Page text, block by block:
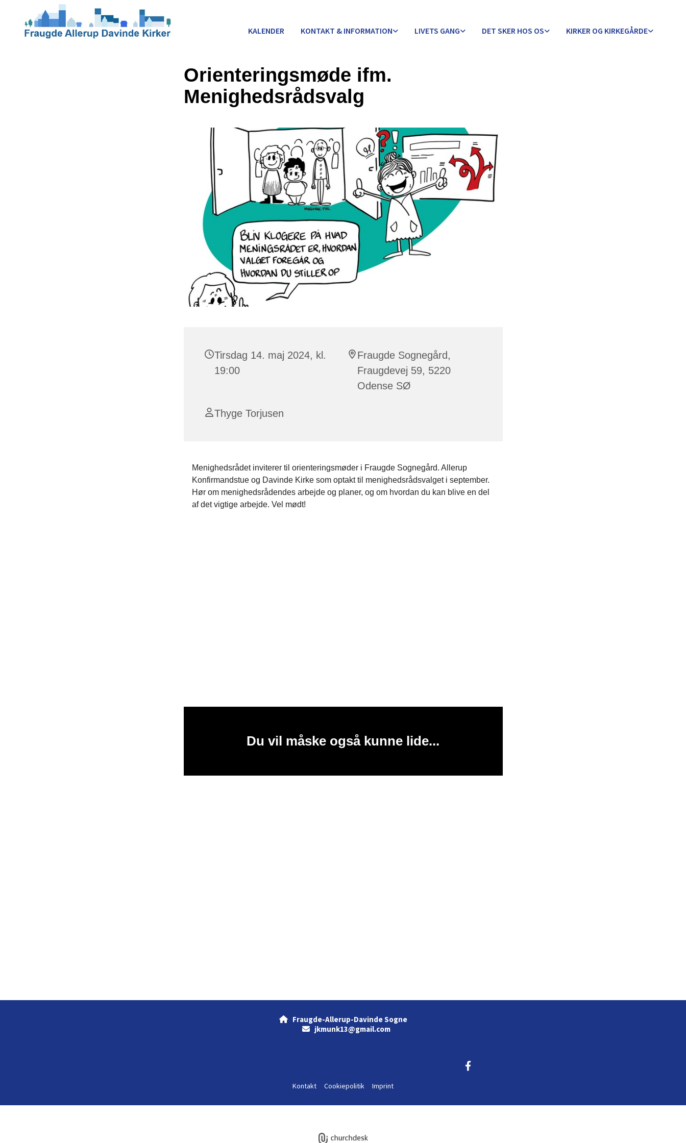
KALENDER KONTAKT & INFORMATION LIVETS GANG DET SKER HOS OS KIRKER OG KIRKEGÅRDE
Orienteringsmøde ifm.
Menighedsrådsvalg
Tirsdag 14. maj 2024, kl.
19:00
Fraugde Sognegård,
Fraugdevej 59, 5220
Odense SØ
Thyge Torjusen
Menighedsrådet inviterer til orienteringsmøder i Fraugde Sognegård. Allerup
Konfirmandstue og Davinde Kirke som optakt til menighedsrådsvalget i september.
Hør om menighedsrådendes arbejde og planer, og om hvordan du kan blive en del
af det vigtige arbejde. Vel mødt!
Du vil måske også kunne lide...
Fraugde-Allerup-Davinde Sogne
jkmunk13@gmail.com
Kontakt Cookiepolitik Imprint